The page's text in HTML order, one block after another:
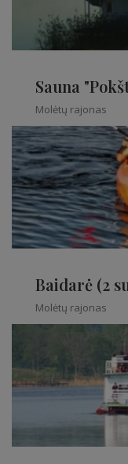
Sauna
Molėtų rajonas
Baidarė (2
Molėtų rajonas